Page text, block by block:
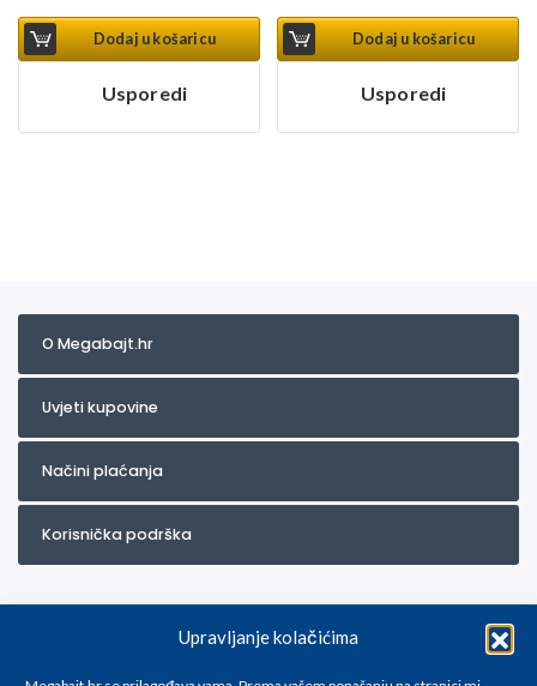
Upravljanje kolačićima
Dodaj u košaricu
Usporedi
Dodaj u košaricu
Usporedi
O Megabajt.hr
Uvjeti kupovine
Načini plaćanja
Korisnička podrška